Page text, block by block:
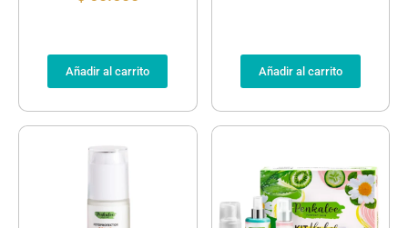
Añadir al carrito Añadir al carrito